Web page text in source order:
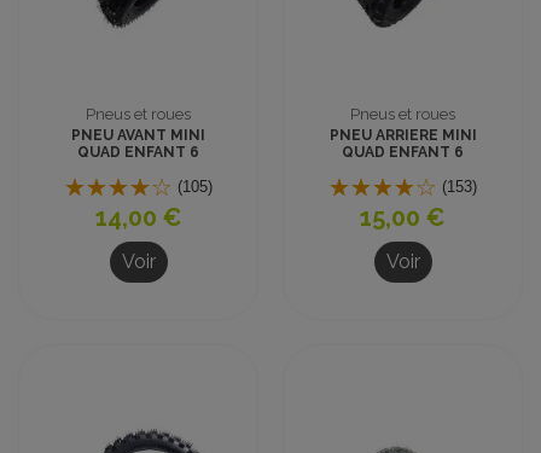
Pneus et roues
PNEU AVANT MINI
QUAD ENFANT 6
(105)
14,00 €
Voir
Pneus et roues
PNEU ARRIERE MINI
QUAD ENFANT 6
(153)
15,00 €
Voir